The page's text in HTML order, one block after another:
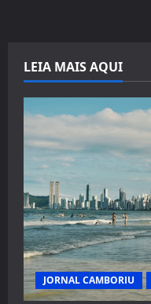
LEIA MAIS AQUI
JORNAL CAMBORIU